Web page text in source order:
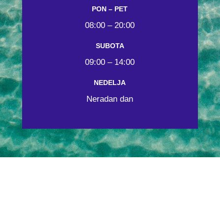
PON – PET
08:00 – 20:00
SUBOTA
09:00 – 14:00
NEDELJA
Neradan dan